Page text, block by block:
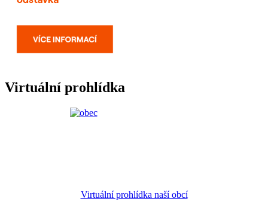
Virtuální prohlídka
Virtuální prohlídka naší obcí